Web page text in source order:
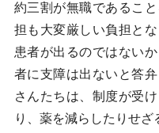
約三割が無職であるこ
担も大変厳しい負担と
患者が出るのではない
者に支障は出ないと答
さんたちは、制度が受
り、薬を減らしたりせざ